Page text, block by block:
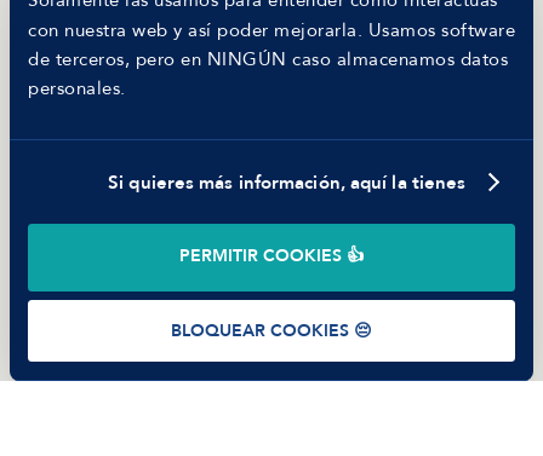
con nuestra web y así poder mejorarla. Usamos software
de terceros, pero en NINGÚN caso almacenamos datos
personales.
Si quieres más información, aquí la tienes
PERMITIR COOKIES 👍
BLOQUEAR COOKIES 😔
Nosotros
Código ético
Parte de guerra
Trabajar en Manfred
©2026Manfred Tech S.L.U.
Términos de usoPolítica de PrivacidadCookies